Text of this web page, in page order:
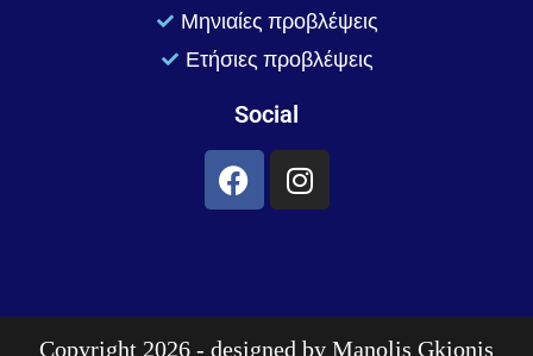
Μηνιαίες προβλέψεις
Ετήσιες προβλέψεις
Social
Copyright 2026 - designed by Manolis Gkionis